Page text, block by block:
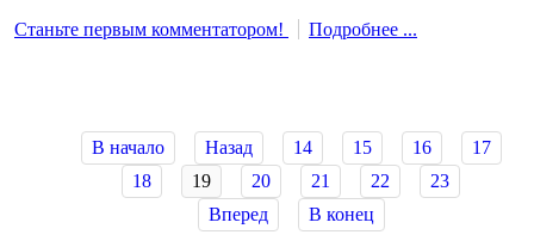
Станьте первым комментатором! Подробнее ...
В начало Назад 14 15 16
17
18
19 20 21 22
23
Вперед
В конец